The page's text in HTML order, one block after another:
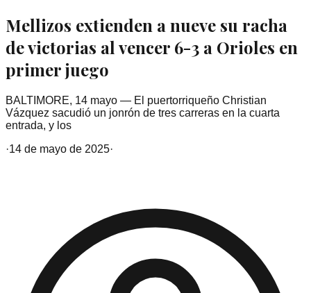
Mellizos extienden a nueve su racha
de victorias al vencer 6-3 a Orioles en
primer juego
BALTIMORE, 14 mayo — El puertorriqueño Christian
Vázquez sacudió un jonrón de tres carreras en la cuarta
entrada, y los
·14 de mayo de 2025·